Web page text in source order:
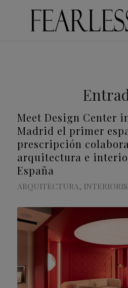
Meet Design Center
Madrid el primer
prescripción
arquitectura e
España
ARQUITECTURA,